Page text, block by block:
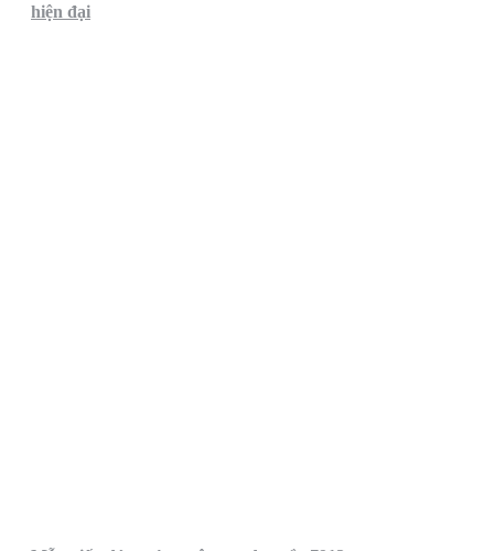
hiện đại